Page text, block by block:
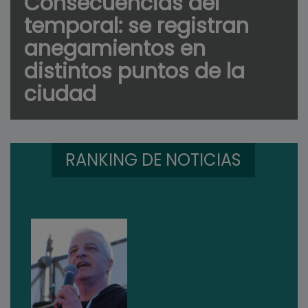
temporal: se registran
anegamientos en
distintos puntos de la
ciudad
RANKING DE NOTICIAS